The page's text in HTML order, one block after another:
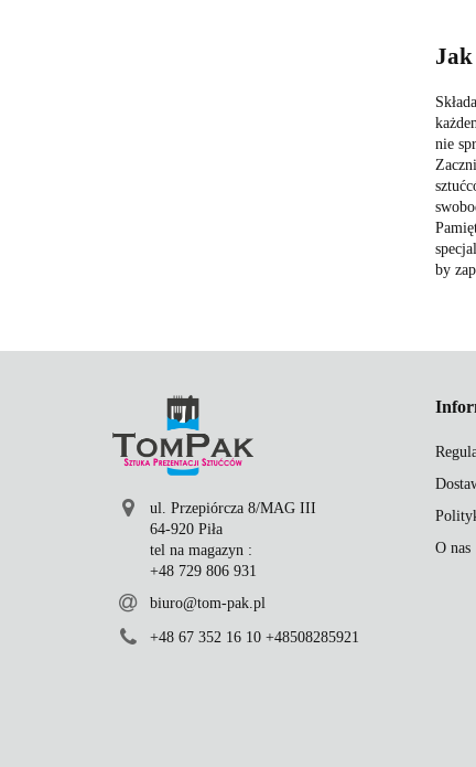
Jak
nie
by
ul. Przepiórcza 8/MAG III
64-920 Piła
tel na magazyn :
+48 729 806 931
biuro@tom-pak.pl
+48 67 352 16 10 +48508285921
O nas